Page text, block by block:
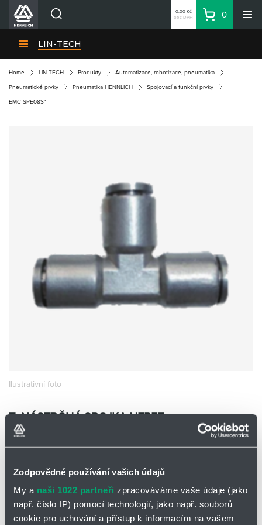
Zodpovědné používání vašich údajů
My a naši 1022 partneři zpracováváme vaše údaje (jako
např. číslo IP) pomocí technologií, jako např. souborů
cookie pro uchování a přístup k informacím na vašem
Divize HENNLICH
Blog
Partner Zone
0,00 Kč
bez DPH
Košík
0
LIN-TECH
Home LIN-TECH Produkty Automatizace, robotizace, pneumatika
Pneumatické prvky Pneumatika HENNLICH Spojovací a funkční prvky
EMC SPE08S1
Ilustrativní foto
T- NÁSTRČNÁ SPOJKA NEREZ
SPE08-S1
EMC SPE08S1
0 ks a více 420,00 Kč/ks
420,00 Kč